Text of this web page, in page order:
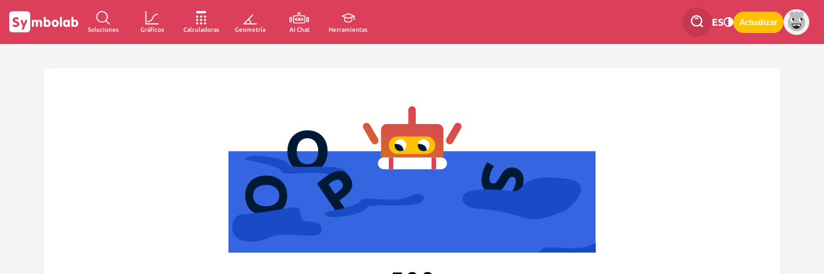
Soluciones Gráficos Calculadoras Geometría AI Chat Herramientas
ES Actualizar